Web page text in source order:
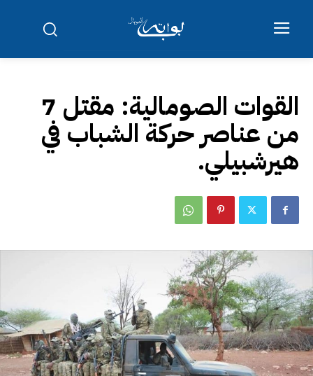
القوات الصومالية: مقتل 7
من عناصر حركة الشباب في
هيرشبيلي.